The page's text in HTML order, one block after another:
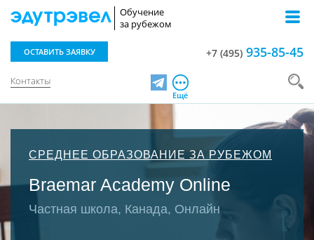
Обучение
за рубежом
Контакты
ОСТАВИТЬ ЗАЯВКУ +7 (495) 935-85-45
TelegramЕщё
СРЕДНЕЕ ОБРАЗОВАНИЕ ЗА РУБЕЖОМ
Braemar Academy Online
Частная школа, Канада, Онлайн